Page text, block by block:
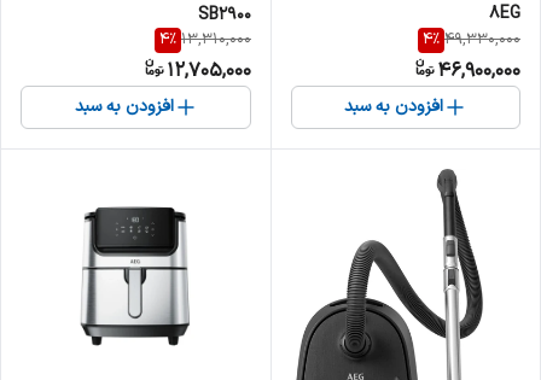
8EG
49,330,000
4%
46,900,000
افزودن به سبد
SB2900
13,310,000
4%
12,705,000
افزودن به سبد